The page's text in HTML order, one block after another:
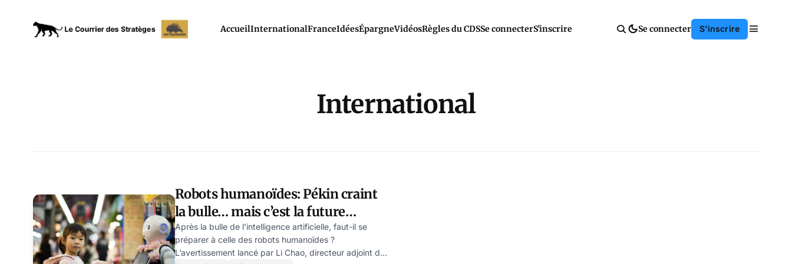
AccueilInternationalFranceIdéesÉpargneVidéosRègles du CDSSe connecterS'inscrire Se connecter S'inscrire
International
Robots humanoïdes: Pékin craint
la bulle… mais c’est la future
pénurie qui menace déjà
Après la bulle de l’intelligence artificielle, faut-il se
préparer à celle des robots humanoïdes ?
L’avertissement lancé par Li Chao, directeur adjoint de